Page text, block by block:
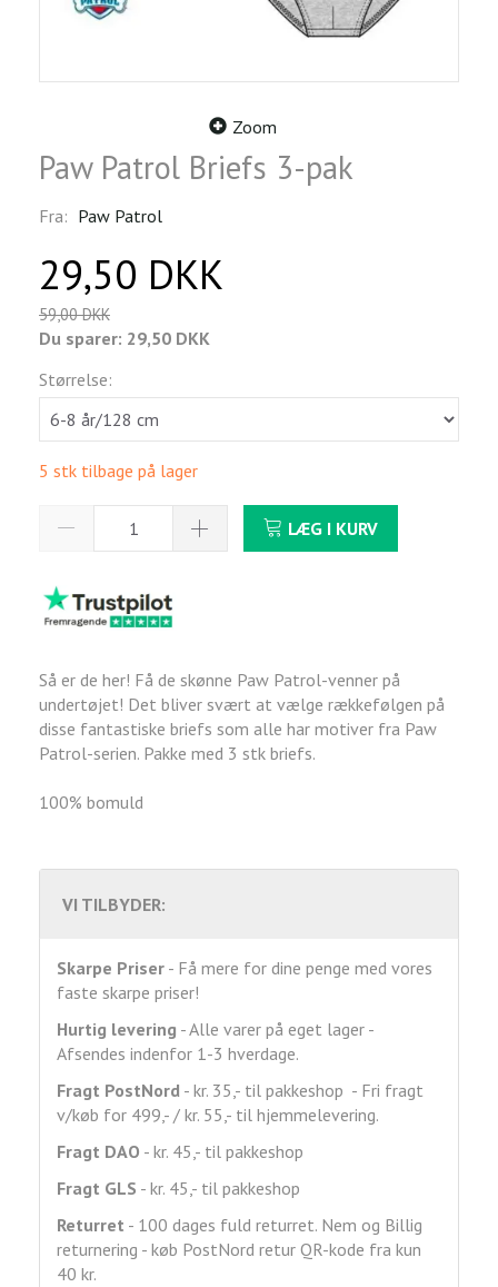
Zoom
Paw Patrol Briefs 3-pak
Fra: Paw Patrol
29,50 DKK
59,00 DKK
Du sparer: 29,50 DKK
Størrelse:
5 stk tilbage på lager
LÆG I KURV
Så er de her! Få de skønne Paw Patrol-venner på
undertøjet! Det bliver svært at vælge rækkefølgen på
disse fantastiske briefs som alle har motiver fra Paw
Patrol-serien. Pakke med 3 stk briefs.
100% bomuld
VI TILBYDER:
Skarpe Priser - Få mere for dine penge med vores
faste skarpe priser!
Hurtig levering - Alle varer på eget lager -
Afsendes indenfor 1-3 hverdage.
Fragt PostNord - kr. 35,- til pakkeshop - Fri fragt
v/køb for 499,- / kr. 55,- til hjemmelevering.
Fragt DAO - kr. 45,- til pakkeshop
Fragt GLS - kr. 45,- til pakkeshop
Returret - 100 dages fuld returret. Nem og Billig
returnering - køb PostNord retur QR-kode fra kun
40 kr.